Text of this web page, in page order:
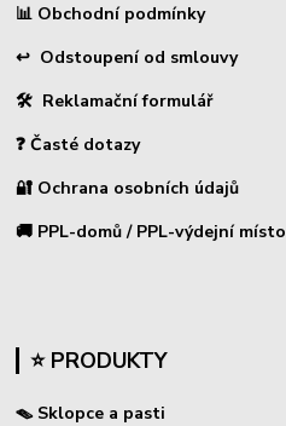
📊 Obchodní podmínky
↩ Odstoupení od smlouvy
🛠 Reklamační formulář
❓ Časté dotazy
🔐 Ochrana osobních údajů
🚚 PPL-domů / PPL-výdejní místo
⭐ PRODUKTY
🪤 Sklopce a pasti